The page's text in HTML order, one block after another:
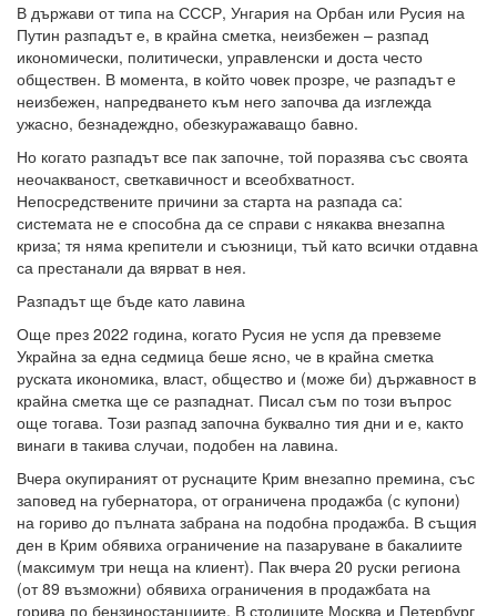
В държави от типа на СССР, Унгария на Орбан или Русия на
Путин разпадът е, в крайна сметка, неизбежен – разпад
икономически, политически, управленски и доста често
обществен. В момента, в който човек прозре, че разпадът е
неизбежен, напредването към него започва да изглежда
ужасно, безнадеждно, обезкуражаващо бавно.
Но когато разпадът все пак започне, той поразява със своята
неочакваност, светкавичност и всеобхватност.
Непосредствените причини за старта на разпада са:
системата не е способна да се справи с някаква внезапна
криза; тя няма крепители и съюзници, тъй като всички отдавна
са престанали да вярват в нея.
Разпадът ще бъде като лавина
Още през 2022 година, когато Русия не успя да превземе
Украйна за една седмица беше ясно, че в крайна сметка
руската икономика, власт, общество и (може би) държавност в
крайна сметка ще се разпаднат. Писал съм по този въпрос
още тогава. Този разпад започна буквално тия дни и е, както
винаги в такива случаи, подобен на лавина.
Вчера окупираният от руснаците Крим внезапно премина, със
заповед на губернатора, от ограничена продажба (с купони)
на гориво до пълната забрана на подобна продажба. В същия
ден в Крим обявиха ограничение на пазаруване в бакалиите
(максимум три неща на клиент). Пак вчера 20 руски региона
(от 89 възможни) обявиха ограничения в продажбата на
горива по бензиностанциите. В столиците Москва и Петербург